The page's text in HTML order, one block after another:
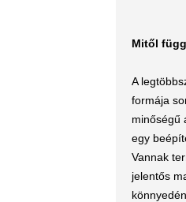
Mitől
A
formája
minőségű
egy
Vannak
jelentős